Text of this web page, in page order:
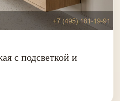
с подсветкой и